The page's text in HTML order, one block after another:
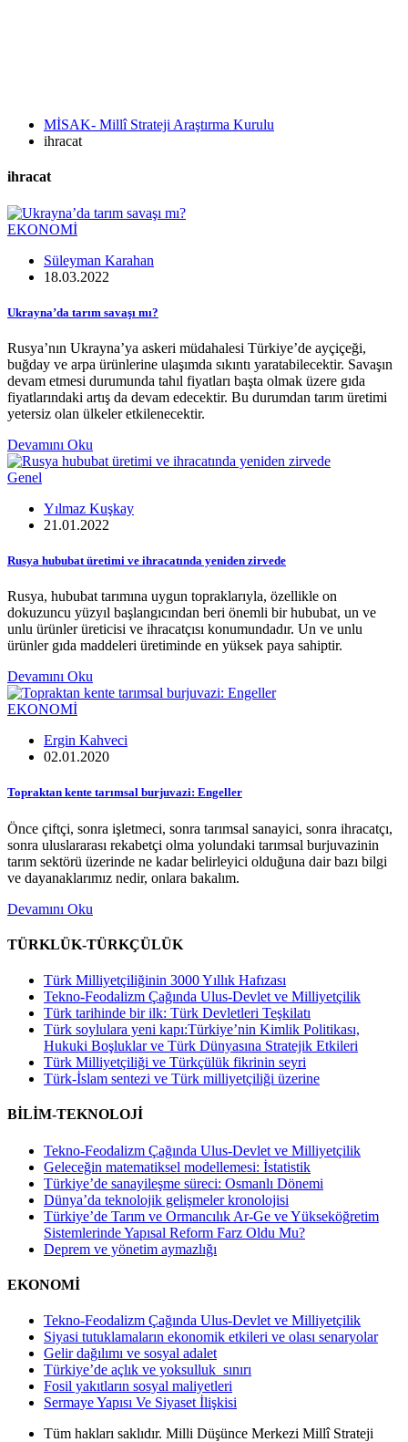
MİSAK- Millî Strateji Araştırma Kurulu
ihracat
ihracat
EKONOMİ
Süleyman Karahan
18.03.2022
Ukrayna’da tarım savaşı mı?
Rusya’nın Ukrayna’ya askeri müdahalesi Türkiye’de ayçiçeği,
buğday ve arpa ürünlerine ulaşımda sıkıntı yaratabilecektir. Savaşın
devam etmesi durumunda tahıl fiyatları başta olmak üzere gıda
fiyatlarındaki artış da devam edecektir. Bu durumdan tarım üretimi
yetersiz olan ülkeler etkilenecektir.
Devamını Oku
Genel
Yılmaz Kuşkay
21.01.2022
Rusya hububat üretimi ve ihracatında yeniden zirvede
Rusya, hububat tarımına uygun topraklarıyla, özellikle on
dokuzuncu yüzyıl başlangıcından beri önemli bir hububat, un ve
unlu ürünler üreticisi ve ihracatçısı konumundadır. Un ve unlu
ürünler gıda maddeleri üretiminde en yüksek paya sahiptir.
Devamını Oku
EKONOMİ
Ergin Kahveci
02.01.2020
Topraktan kente tarımsal burjuvazi: Engeller
Önce çiftçi, sonra işletmeci, sonra tarımsal sanayici, sonra ihracatçı,
sonra uluslararası rekabetçi olma yolundaki tarımsal burjuvazinin
tarım sektörü üzerinde ne kadar belirleyici olduğuna dair bazı bilgi
ve dayanaklarımız nedir, onlara bakalım.
Devamını Oku
TÜRKLÜK-TÜRKÇÜLÜK
Türk Milliyetçiliğinin 3000 Yıllık Hafızası
Tekno-Feodalizm Çağında Ulus-Devlet ve Milliyetçilik
Türk tarihinde bir ilk: Türk Devletleri Teşkilatı
Türk soylulara yeni kapı:Türkiye’nin Kimlik Politikası,
Hukuki Boşluklar ve Türk Dünyasına Stratejik Etkileri
Türk Milliyetçiliği ve Türkçülük fikrinin seyri
Türk-İslam sentezi ve Türk milliyetçiliği üzerine
BİLİM-TEKNOLOJİ
Tekno-Feodalizm Çağında Ulus-Devlet ve Milliyetçilik
Geleceğin matematiksel modellemesi: İstatistik
Türkiye’de sanayileşme süreci: Osmanlı Dönemi
Dünya’da teknolojik gelişmeler kronolojisi
Türkiye’de Tarım ve Ormancılık Ar-Ge ve Yükseköğretim
Sistemlerinde Yapısal Reform Farz Oldu Mu?
Deprem ve yönetim aymazlığı
EKONOMİ
Tekno-Feodalizm Çağında Ulus-Devlet ve Milliyetçilik
Siyasi tutuklamaların ekonomik etkileri ve olası senaryolar
Gelir dağılımı ve sosyal adalet
Türkiye’de açlık ve yoksulluk sınırı
Fosil yakıtların sosyal maliyetleri
Sermaye Yapısı Ve Siyaset İlişkisi
Tüm hakları saklıdır. Milli Düşünce Merkezi Millî Strateji